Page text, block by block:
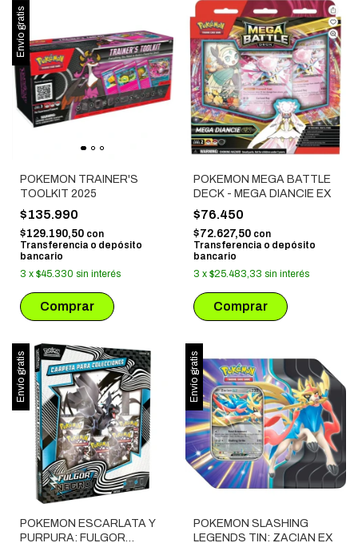
Envío gratis
POKEMON TRAINER'S
TOOLKIT 2025
$135.990
$129.190,50 con
Transferencia o depósito
bancario
3 x $45.330 sin interés
POKEMON MEGA BATTLE
DECK - MEGA DIANCIE EX
$76.450
$72.627,50 con
Transferencia o depósito
bancario
3 x $25.483,33 sin interés
Envío gratis
POKEMON ESCARLATA Y
PURPURA: FULGOR
Envío gratis
POKEMON SLASHING
LEGENDS TIN: ZACIAN EX